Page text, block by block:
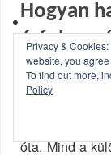
Hogyan
BYVARIANCE
A címben
óta. Mind a
Privacy &
website, you
To find out more,
Policy